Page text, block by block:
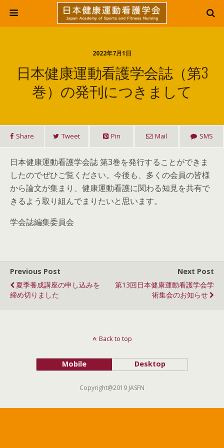
2022年7月1日
日本健康運動看護学会誌（第3
巻）の発刊につきまして
Share Tweet Pin Mail SMS
日本健康運動看護学会誌 第3巻を発行することができま
したのでぜひご覧ください。今後も、多くの会員の皆様
から論文が集まり、健康運動看護に関わる知見を共有で
きるよう取り組んでまりたいと思います。
学会誌編集委員会
Previous Post
夏季養成講座の申し込みを
締め切りました
Next Post
第13回日本健康運動看護学会学
術集会のお知らせ
Back to top
Mobile Desktop
Copyright@2019 JASFN